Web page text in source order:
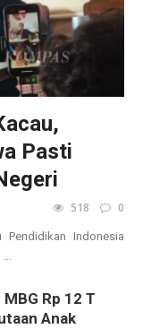
Pasti
518 0
Pendidikan Indonesia
...
Rp 12 T
Anak